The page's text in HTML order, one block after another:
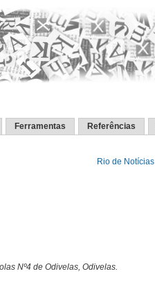
Ferramentas Referências
Rio de Notícias
Nº4 de Odivelas, Odivelas.